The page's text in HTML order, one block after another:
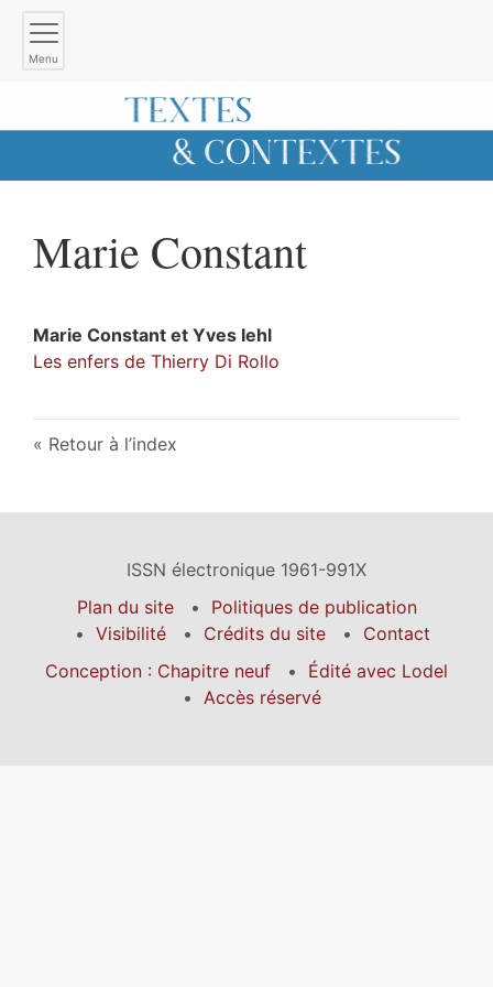
Menu
Marie Constant
Marie Constant et Yves Iehl
Les enfers de Thierry Di Rollo
Retour à l’index
ISSN électronique 1961-991X
Plan du site
Politiques de publication
Visibilité
Crédits du site
Contact
Conception : Chapitre neuf
Édité avec Lodel
Accès réservé